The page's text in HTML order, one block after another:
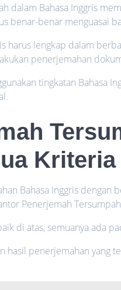
dalam Bahasa Inggris
benar-benar menguasai
harus lengkap dalam
penerjemahan
tingkatan Bahasa
Kriteria
Bahasa Inggris
Penerjemah
di atas, semuanya ada
penerjemahan yang